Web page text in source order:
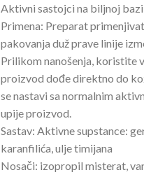
Aktivni sastojci na biljnoj
Primena: Preparat
pakovanja duž prave linije
Prilikom nanošenja, koristite
proizvod dođe direktno do
se nastavi sa normalnim
upije proizvod.
Sastav: Aktivne supstance:
karanfilića, ulje timijana
Nosači: izopropil misterat,